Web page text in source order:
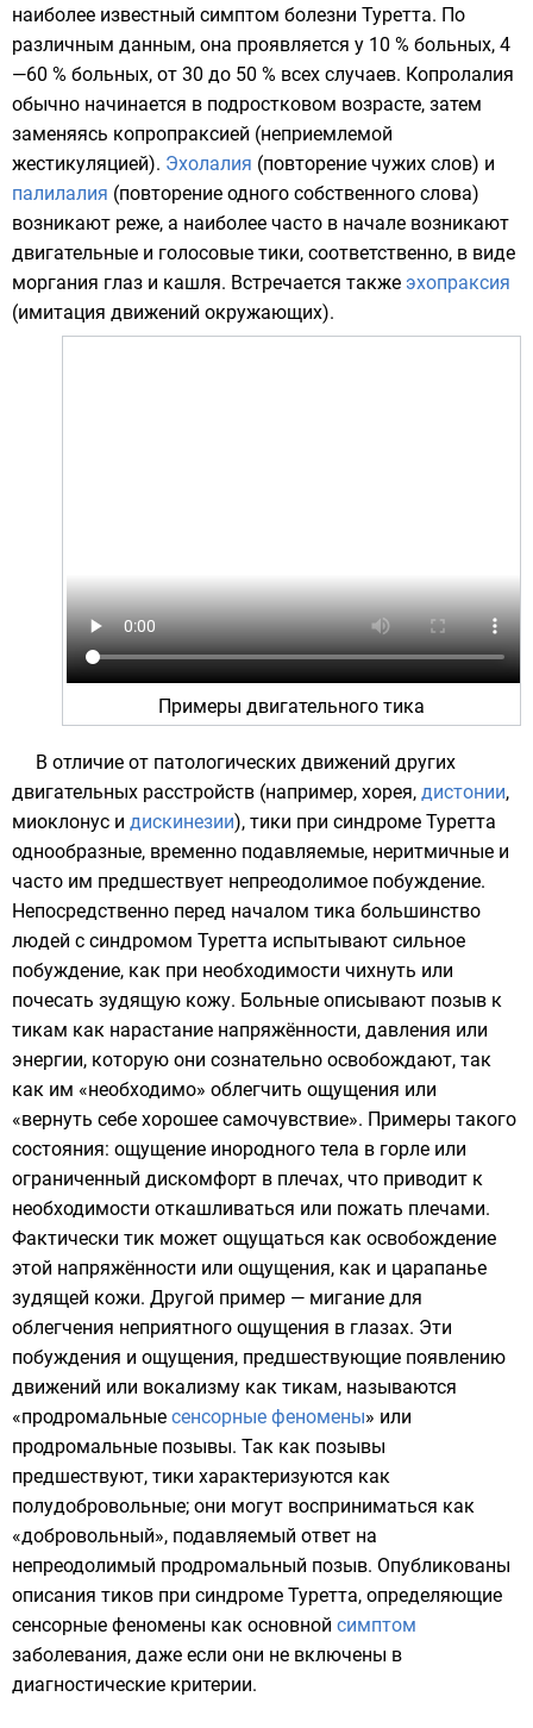
наиболее известный симптом болезни Туретта. По
различным данным, она проявляется у 10 % больных, 4
—60 % больных, от 30 до 50 % всех случаев. Копролалия
обычно начинается в подростковом возрасте, затем
заменяясь копропраксией (неприемлемой
жестикуляцией). Эхолалия (повторение чужих слов) и
палилалия (повторение одного собственного слова)
возникают реже, а наиболее часто в начале возникают
двигательные и голосовые тики, соответственно, в виде
моргания глаз и кашля. Встречается также эхопраксия
(имитация движений окружающих).
Примеры двигательного тика
В отличие от патологических движений других
двигательных расстройств (например, хорея, дистонии,
миоклонус и дискинезии), тики при синдроме Туретта
однообразные, временно подавляемые, неритмичные и
часто им предшествует непреодолимое побуждение.
Непосредственно перед началом тика большинство
людей с синдромом Туретта испытывают сильное
побуждение, как при необходимости чихнуть или
почесать зудящую кожу. Больные описывают позыв к
тикам как нарастание напряжённости, давления или
энергии, которую они сознательно освобождают, так
как им «необходимо» облегчить ощущения или
«вернуть себе хорошее самочувствие». Примеры такого
состояния: ощущение инородного тела в горле или
ограниченный дискомфорт в плечах, что приводит к
необходимости откашливаться или пожать плечами.
Фактически тик может ощущаться как освобождение
этой напряжённости или ощущения, как и царапанье
зудящей кожи. Другой пример — мигание для
облегчения неприятного ощущения в глазах. Эти
побуждения и ощущения, предшествующие появлению
движений или вокализму как тикам, называются
«продромальные сенсорные феномены» или
продромальные позывы. Так как позывы
предшествуют, тики характеризуются как
полудобровольные; они могут восприниматься как
«добровольный», подавляемый ответ на
непреодолимый продромальный позыв. Опубликованы
описания тиков при синдроме Туретта, определяющие
сенсорные феномены как основной симптом
заболевания, даже если они не включены в
диагностические критерии.